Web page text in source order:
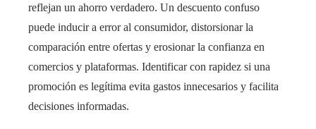
reflejan un ahorro verdadero. Un descuento confuso
puede inducir a error al consumidor, distorsionar la
comparación entre ofertas y erosionar la confianza en
comercios y plataformas. Identificar con rapidez si una
promoción es legítima evita gastos innecesarios y facilita
decisiones informadas.